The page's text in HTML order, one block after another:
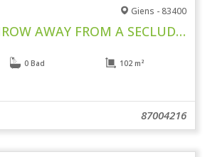
Giens - 83400
A STONE’S THROW AWAY FROM A SECLUDED BEACH
0 Bad
102 m²
87004216